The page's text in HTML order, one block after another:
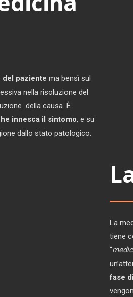
del paziente ma bensì sul
nella risoluzione del
della causa. È
innesca il sintomo, e su
dallo stato patologico.
La
tiene
“
fase